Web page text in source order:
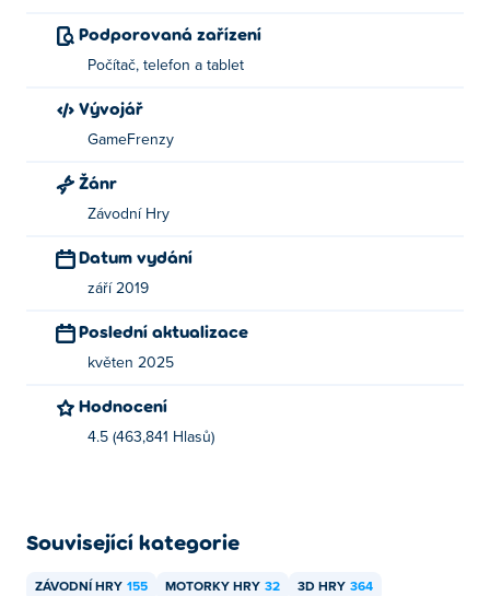
Podporovaná zařízení
Počítač, telefon a tablet
Vývojář
GameFrenzy
Žánr
Závodní Hry
Datum vydání
září 2019
Poslední aktualizace
květen 2025
Hodnocení
4.5 (463,841 Hlasů)
Související kategorie
ZÁVODNÍ HRY 155 MOTORKY HRY 32 3D HRY 364